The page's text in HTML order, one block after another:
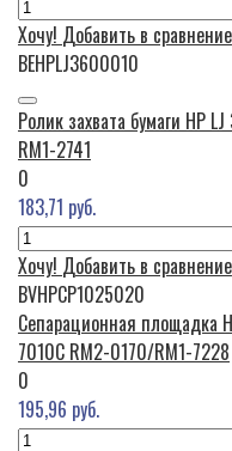
Хочу! Добавить в сравнение
BEHPLJ3600010
Ролик захвата бумаги HP
RM1-2741
0
183,71 руб.
Хочу! Добавить в сравнение
BVHPCP1025020
Сепарационная площадка
7010C RM2-0170/RM1-7228
0
195,96 руб.